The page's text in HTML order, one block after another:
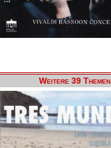
Weitere 39 Themen